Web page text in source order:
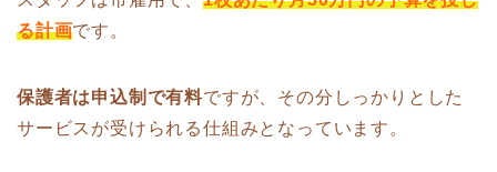
る計画です。
保護者は申込制で有料ですが、その分しっかりとした
サービスが受けられる仕組みとなっています。